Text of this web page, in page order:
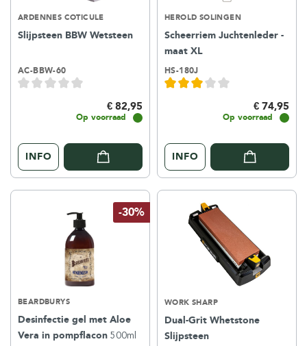
ARDENNES COTICULE
Slijpsteen BBW Wetsteen
AC-BBW-60
€ 82,95
Op voorraad
INFO
HEROLD SOLINGEN
Scheerriem Juchtenleder -
maat XL
HS-180J
€ 74,95
Op voorraad
INFO
-30%
BEARDBURYS
Desinfectie gel met Aloe
Vera in pompflacon 500ml
WORK SHARP
Dual-Grit Whetstone
Slijpsteen